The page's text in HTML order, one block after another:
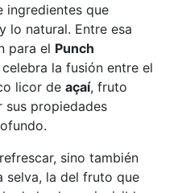
ingredientes que
lo natural. Entre esa
para el Punch
la fusión entre el
licor de açaí, fruto
propiedades
sino también
selva, la del fruto que